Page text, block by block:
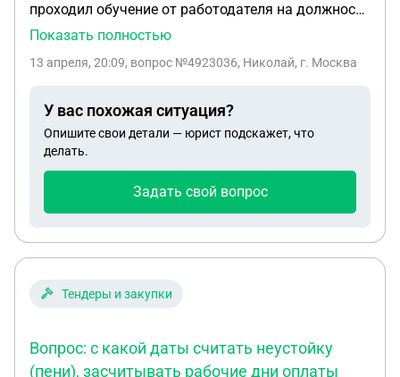
проходил обучение от работодателя на должность
машинист рельсового автобуса. В договоре есть
окончания обучения. Сейчас хочу перевестись на
говорит что мне придётся выплатить все
издержки за обучение, правомерно ли это? Я ведь
не увольняюсь, я перевожусь
Показать полностью
13 апреля, 20:09, вопрос №4923036, Николай, г. Москва
У вас похожая ситуация?
Опишите свои детали — юрист подскажет, что
делать.
Задать свой вопрос
Тендеры и закупки
Вопрос: с какой даты считать неустойку
(пени), засчитывать рабочие дни оплаты